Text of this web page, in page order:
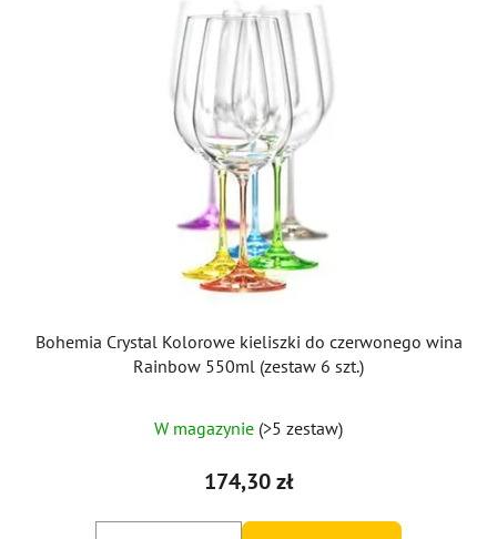
Bohemia Crystal Kolorowe kieliszki do czerwonego wina
Rainbow 550ml (zestaw 6 szt.)
ocena
produktu
4,7
W magazynie (>5 zestaw)
174,30 zł